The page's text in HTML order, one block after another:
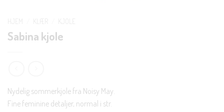
Sabina kjole
Nydelig sommerkjole fra Noisy May.
Fine feminine detaljer, normal i str.